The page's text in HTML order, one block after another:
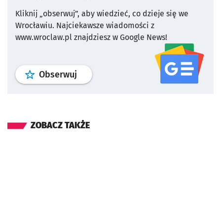
Kliknij „obserwuj”, aby wiedzieć, co dzieje się we
Wrocławiu. Najciekawsze wiadomości z
www.wroclaw.pl znajdziesz w Google News!
Obserwuj profil serwisu
ZOBACZ TAKŻE